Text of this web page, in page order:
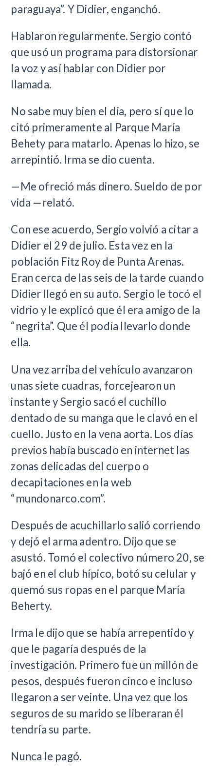
paraguaya”. Y Didier, enganchó.
Hablaron regularmente. Sergio contó
que usó un programa para distorsionar
la voz y así hablar con Didier por
llamada.
No sabe muy bien el día, pero sí que lo
citó primeramente al Parque María
Behety para matarlo. Apenas lo hizo, se
arrepintió. Irma se dio cuenta.
—Me ofreció más dinero. Sueldo de por
vida —relató.
Con ese acuerdo, Sergio volvió a citar a
Didier el 29 de julio. Esta vez en la
población Fitz Roy de Punta Arenas.
Eran cerca de las seis de la tarde cuando
Didier llegó en su auto. Sergio le tocó el
vidrio y le explicó que él era amigo de la
“negrita”. Que él podía llevarlo donde
ella.
Una vez arriba del vehículo avanzaron
unas siete cuadras, forcejearon un
instante y Sergio sacó el cuchillo
dentado de su manga que le clavó en el
cuello. Justo en la vena aorta. Los días
previos había buscado en internet las
zonas delicadas del cuerpo o
decapitaciones en la web
“mundonarco.com”.
Después de acuchillarlo salió corriendo
y dejó el arma adentro. Dijo que se
asustó. Tomó el colectivo número 20, se
bajó en el club hípico, botó su celular y
quemó sus ropas en el parque María
Beherty.
Irma le dijo que se había arrepentido y
que le pagaría después de la
investigación. Primero fue un millón de
pesos, después fueron cinco e incluso
llegaron a ser veinte. Una vez que los
seguros de su marido se liberaran él
tendría su parte.
Nunca le pagó.